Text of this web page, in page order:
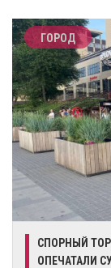
ГОРОД
СПОРНЫЙ
ОПЕЧАТАЛИ